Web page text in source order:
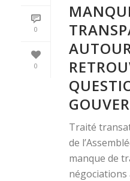
0
0
Traité
de
manque de
négociations